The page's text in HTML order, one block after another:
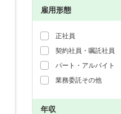
雇用形態
正社員
契約社員・嘱託社員
パート・アルバイト
業務委託その他
年収